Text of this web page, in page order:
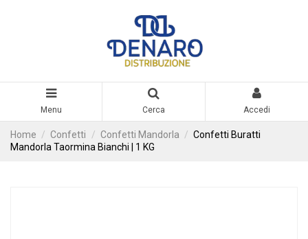
Menu Cerca Accedi
Home Confetti Confetti Mandorla
Confetti Buratti
Mandorla Taormina Bianchi | 1 KG